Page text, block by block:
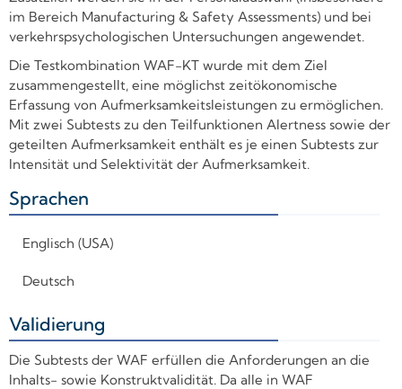
im Bereich Manufacturing & Safety Assessments) und bei
verkehrspsychologischen Untersuchungen angewendet.
Die Testkombination WAF-KT wurde mit dem Ziel
zusammengestellt, eine möglichst zeitökonomische
Erfassung von Aufmerksamkeitsleistungen zu ermöglichen.
Mit zwei Subtests zu den Teilfunktionen Alertness sowie der
geteilten Aufmerksamkeit enthält es je einen Subtests zur
Intensität und Selektivität der Aufmerksamkeit.
Sprachen
Englisch (USA)
Deutsch
Validierung
Die Subtests der WAF erfüllen die Anforderungen an die
Inhalts- sowie Konstruktvalidität. Da alle in WAF